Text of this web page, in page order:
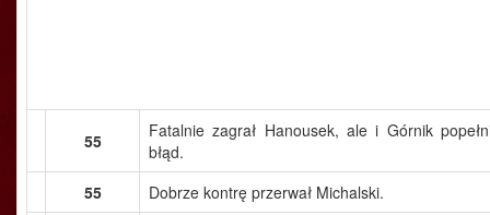
55
Fatalnie zagrał Hanousek, ale i Górnik
błąd.
55
Dobrze kontrę przerwał Michalski.